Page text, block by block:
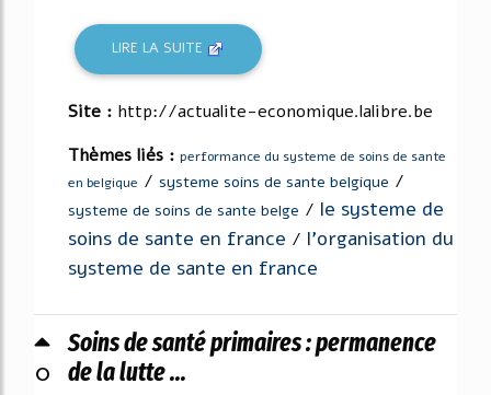
LIRE LA SUITE
Site : http://actualite-economique.lalibre.be
Thèmes liés : performance du systeme de soins de sante
en belgique / systeme soins de sante belgique /
systeme de soins de sante belge / le systeme de
soins de sante en france / l'organisation du
systeme de sante en france
0
Soins de santé primaires : permanence
de la lutte ...